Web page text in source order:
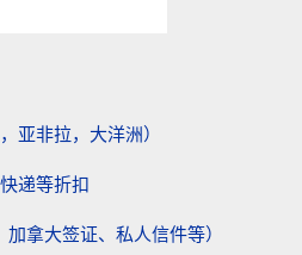
亚非拉，大洋洲）
递等折扣
拿大签证、私人信件等）